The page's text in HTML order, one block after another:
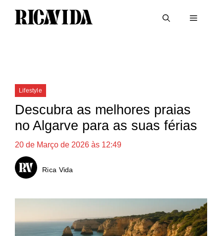
Categorias
Lifestyle
Descubra as melhores praias
no Algarve para as suas férias
20 de Março de 2026 às 12:49
Rica Vida